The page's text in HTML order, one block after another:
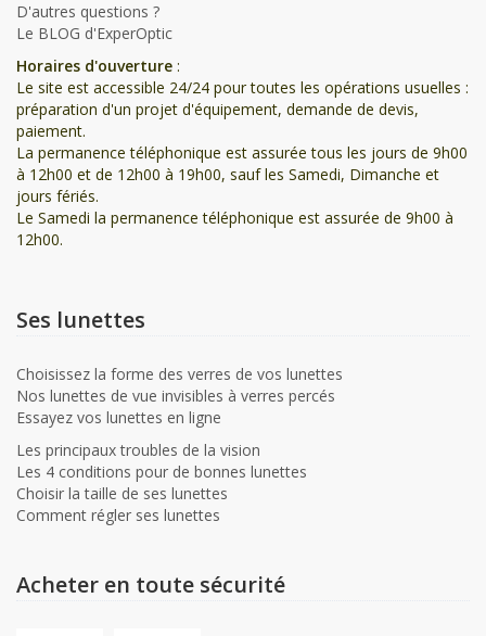
D'autres questions ?
Le BLOG d'ExperOptic
Horaires d'ouverture :
Le site est accessible 24/24 pour toutes les opérations usuelles :
préparation d'un projet d'équipement, demande de devis,
paiement.
La permanence téléphonique est assurée tous les jours de 9h00
à 12h00 et de 12h00 à 19h00, sauf les Samedi, Dimanche et
jours fériés.
Le Samedi la permanence téléphonique est assurée de 9h00 à
12h00.
Ses lunettes
Choisissez la forme des verres de vos lunettes
Nos lunettes de vue invisibles à verres percés
Essayez vos lunettes en ligne
Les principaux troubles de la vision
Les 4 conditions pour de bonnes lunettes
Choisir la taille de ses lunettes
Comment régler ses lunettes
Acheter en toute sécurité